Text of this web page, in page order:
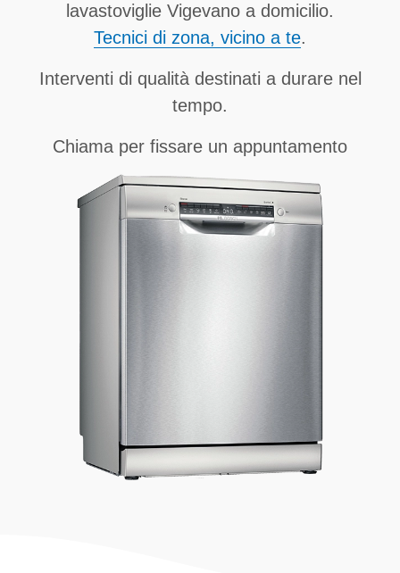
lavastoviglie Vigevano a domicilio.
Tecnici di zona, vicino a te.
Interventi di qualità destinati a durare nel
tempo.
Chiama per fissare un appuntamento